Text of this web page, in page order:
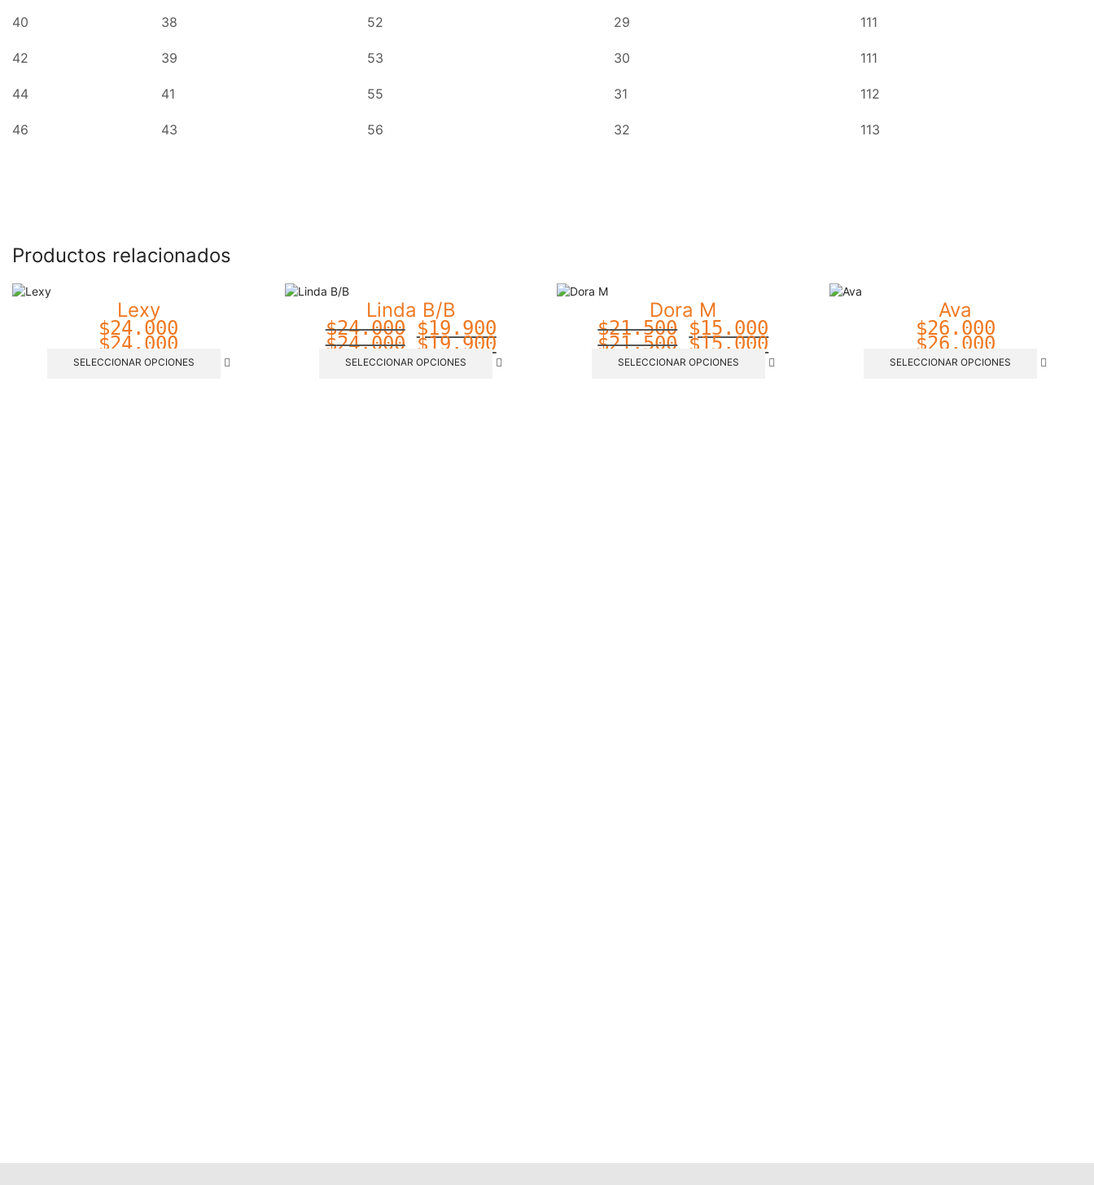
40 38 52 29 111
42 39 53 30 111
44 41 55 31 112
46 43 56 32 113
Productos relacionados
Lexy
$24.000
$24.000
SELECCIONAR OPCIONES
Linda B/B
$24.000 $19.900
$24.000 $19.900
SELECCIONAR OPCIONES
Dora M
$21.500 $15.000
$21.500 $15.000
SELECCIONAR OPCIONES
Ava
$26.000
$26.000
SELECCIONAR OPCIONES